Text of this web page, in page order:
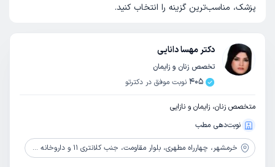
پزشک، مناسب‌ترین گزینه را انتخاب کنید.
دکتر مهسا دانایی
تخصص زنان و زایمان
405 نوبت موفق در دکترتو
متخصص زنان، زایمان و نازایی
نوبت‌دهی مطب
خرمشهر، چهارراه مطهری، بلوار مقاومت، جنب کلانتری 11 و داروخانه دکتر خلیلی، ساختمان فاطمه الزهرا، طبقه4